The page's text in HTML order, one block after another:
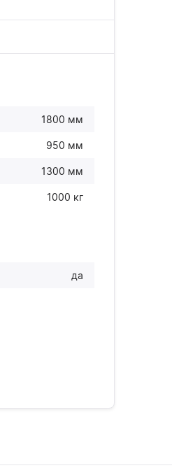
1800 мм
950 мм
1300 мм
1000 кг
да